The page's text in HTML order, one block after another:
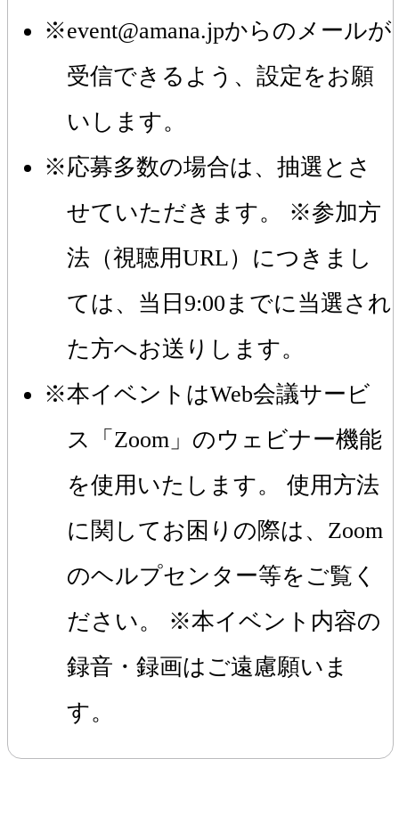
event@amana.jpからのメールが
受信できるよう、設定をお願
いします。
応募多数の場合は、抽選とさ
せていただきます。 ※参加方
法（視聴用URL）につきまし
ては、当日9:00までに当選され
た方へお送りします。
本イベントはWeb会議サービ
ス「Zoom」のウェビナー機能
を使用いたします。 使用方法
に関してお困りの際は、Zoom
のヘルプセンター等をご覧く
ださい。 ※本イベント内容の
録音・録画はご遠慮願いま
す。